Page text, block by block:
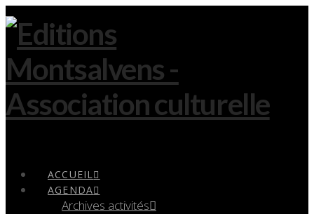
ACCUEIL
AGENDA
Archives activités